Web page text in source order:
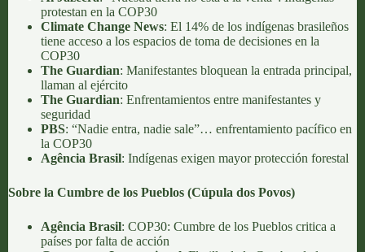
protestan en la COP30
Climate Change News: El 14% de los indígenas brasileños
tiene acceso a los espacios de toma de decisiones en la
COP30
The Guardian: Manifestantes bloquean la entrada principal,
llaman al ejército
The Guardian: Enfrentamientos entre manifestantes y
seguridad
PBS: “Nadie entra, nadie sale”… enfrentamiento pacífico en
la COP30
Agência Brasil: Indígenas exigen mayor protección forestal
Sobre la Cumbre de los Pueblos (Cúpula dos Povos)
Agência Brasil: COP30: Cumbre de los Pueblos critica a
países por falta de acción